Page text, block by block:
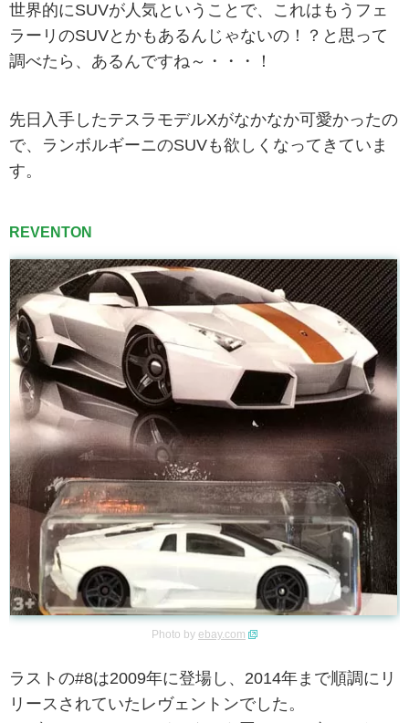
世界的にSUVが人気ということで、これはもうフェ
ラーリのSUVとかもあるんじゃないの！？と思って
調べたら、あるんですね～・・・！
先日入手したテスラモデルXがなかなか可愛かったの
で、ランボルギーニのSUVも欲しくなってきていま
す。
REVENTON
Photo by ebay.com
ラストの#8は2009年に登場し、2014年まで順調にリ
リースされていたレヴェントンでした。